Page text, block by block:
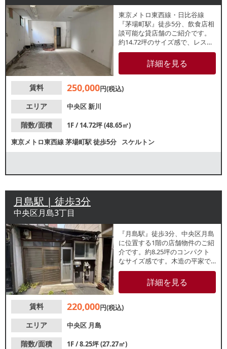
東京メトロ東西線・日比谷線
『茅場町駅』徒歩5分、飲食店相
談可能な貸店舗のご紹介です。
約14.72坪のサイズ感で、レスト
ランやカフェなどの業態におす
すめです。周辺は住居やオフィ
スビル、飲食店が混在してお
アです。ぜひお気軽にお問合せ
詳細を見る
賃料 250,000円(税込)
エリア
中央区新川
階数/面積
1F / 14.72坪 (48.65㎡)
東京メトロ東西線茅場町駅徒歩5分 スケルトン
月島駅 | 徒歩3分
中央区月島3丁目
『月島駅』徒歩3分、中央区月島
に位置する1階の店舗物件のご紹
介です。約8.25坪のコンパクト
なサイズ感です。木造の平家で
リフォーム可能！古民家カフェ
などにもおすすめです。業種等
お気軽にお問合せください。
詳細を見る
賃料 220,000円(税込)
エリア
中央区 月島
階数/面積
1F / 8.25坪 (27.27㎡)